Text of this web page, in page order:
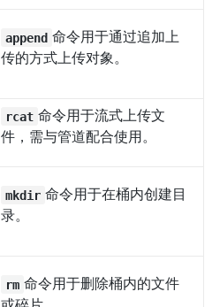
append 命令用于通过追加上
传的方式上传对象。
rcat 命令用于流式上传文
件，需与管道配合使用。
mkdir 命令用于在桶内创建目
录。
rm 命令用于删除桶内的文件